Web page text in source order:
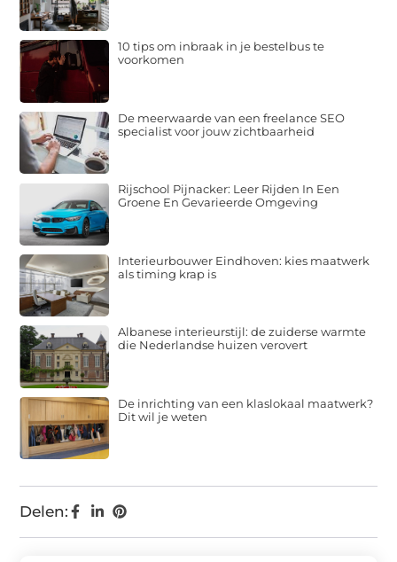
Delen:
10 tips om inbraak in je bestelbus te
voorkomen
De meerwaarde van een freelance SEO
specialist voor jouw zichtbaarheid
Rijschool Pijnacker: Leer Rijden In Een
Groene En Gevarieerde Omgeving
Interieurbouwer Eindhoven: kies maatwerk
als timing krap is
Albanese interieurstijl: de zuiderse warmte
die Nederlandse huizen verovert
De inrichting van een klaslokaal maatwerk?
Dit wil je weten